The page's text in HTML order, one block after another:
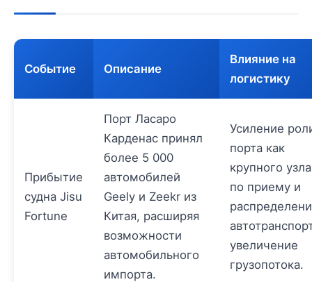
Событие Описание
Влияние на
логистику
Прибытие
судна Jisu
Fortune
Порт Ласаро
Карденас принял
более 5 000
автомобилей
Geely и Zeekr из
Китая, расширяя
возможности
автомобильного
импорта.
Усиление
порта как
крупного узла
по приему и
увеличение
грузопотока.